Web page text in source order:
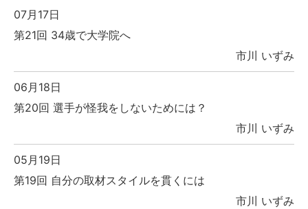
07月17日
第21回 34歳で大学院へ
市川 いずみ
06月18日
第20回 選手が怪我をしないためには？
市川 いずみ
05月19日
第19回 自分の取材スタイルを貫くには
市川 いずみ